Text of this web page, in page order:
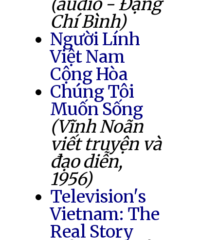
Chí Bình)
Người Lính
Việt Nam
Cộng Hòa
Chúng Tôi
Muốn Sống
(Vĩnh Noãn
viết truyện và
đạo diễn,
1956)
Television's
Vietnam: The
Real Story